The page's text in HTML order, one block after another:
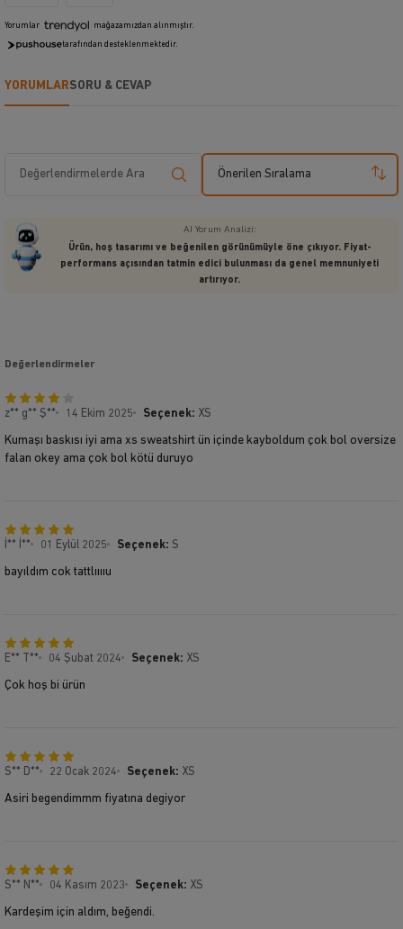
Yorumlar mağazamızdan alınmıştır.
tarafından desteklenmektedir.
YORUMLARSORU & CEVAP
Önerilen Sıralama
AI Yorum Analizi:
Ürün, hoş tasarımı ve beğenilen görünümüyle öne çıkıyor. Fiyat-
performans açısından tatmin edici bulunması da genel memnuniyeti
artırıyor.
Değerlendirmeler
z** g** Ş** 14 Ekim 2025 Seçenek: XS
Kumaşı baskısı iyi ama xs sweatshirt ün içinde kayboldum çok bol oversize
falan okey ama çok bol kötü duruyo
İ** İ** 01 Eylül 2025 Seçenek: S
bayıldım cok tattlııııu
E** T** 04 Şubat 2024 Seçenek: XS
Çok hoş bi ürün
S** D** 22 Ocak 2024 Seçenek: XS
Asiri begendimmm fiyatına degiyor
S** N** 04 Kasım 2023 Seçenek: XS
Kardeşim için aldım, beğendi.